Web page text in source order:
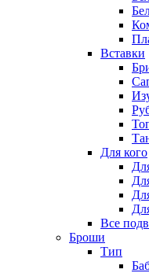
Вставки
Для кого
Все
Броши
Тип